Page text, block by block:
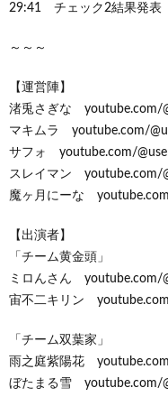
29:41 チェック2結果発表
～～～
【運営陣】
渚兎さぎな youtube.com/
マキムラ youtube.com/
サフォ youtube.com/
スレイマン youtube.com/
魔ヶ月にーな
【出演者】
「チーム黄金頭」
ミロんさん youtube.com/
宙不二キリン
「チーム双葉家」
雨之庭紫陽花
ぼたまる雪 youtube.com/